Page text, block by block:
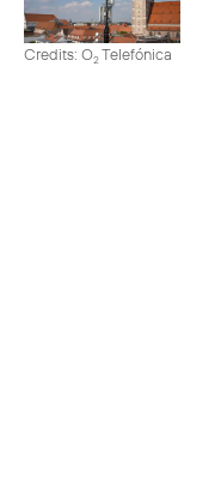
Credits: O2Telefónica